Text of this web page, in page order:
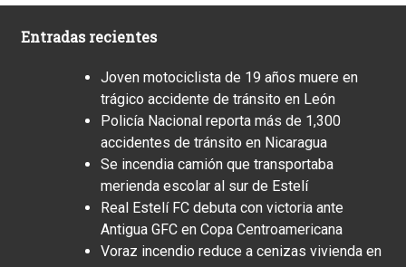
Entradas recientes
Joven motociclista de 19 años muere en
trágico accidente de tránsito en León
Policía Nacional reporta más de 1,300
accidentes de tránsito en Nicaragua
Se incendia camión que transportaba
merienda escolar al sur de Estelí
Real Estelí FC debuta con victoria ante
Antigua GFC en Copa Centroamericana
Voraz incendio reduce a cenizas vivienda en